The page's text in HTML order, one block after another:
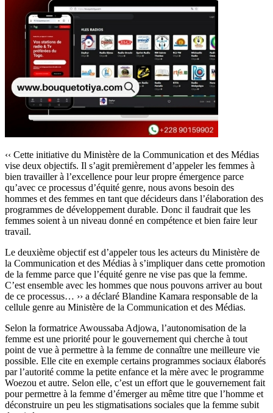
‹‹ Cette initiative du Ministère de la Communication et des Médias
vise deux objectifs. Il s’agit premièrement d’appeler les femmes à
bien travailler à l’excellence pour leur propre émergence parce
qu’avec ce processus d’équité genre, nous avons besoin des
hommes et des femmes en tant que décideurs dans l’élaboration des
programmes de développement durable. Donc il faudrait que les
femmes soient à un niveau donné en compétence et bien faire leur
travail.
Le deuxième objectif est d’appeler tous les acteurs du Ministère de
la Communication et des Médias à s’impliquer dans cette promotion
de la femme parce que l’équité genre ne vise pas que la femme.
C’est ensemble avec les hommes que nous pouvons arriver au bout
de ce processus… ›› a déclaré Blandine Kamara responsable de la
cellule genre au Ministère de la Communication et des Médias.
Selon la formatrice Awoussaba Adjowa, l’autonomisation de la
femme est une priorité pour le gouvernement qui cherche à tout
point de vue à permettre à la femme de connaître une meilleure vie
possible. Elle cite en exemple certains programmes sociaux élaborés
par l’autorité comme la petite enfance et la mère avec le programme
Woezou et autre. Selon elle, c’est un effort que le gouvernement fait
pour permettre à la femme d’émerger au même titre que l’homme et
déconstruire un peu les stigmatisations sociales que la femme subit